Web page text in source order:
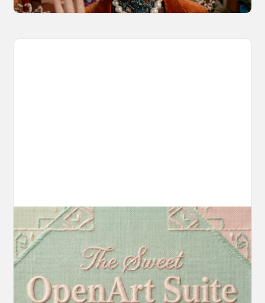
Introducing OpenArt Suite: Create
Without the Chaos
Every tool you need, finally in one place. We
fundamentally rearchitected the OpenArt
creation experience so your workflow finally
moves as fast as your ideas do.